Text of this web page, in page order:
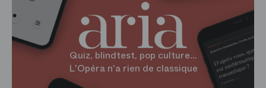
Quiz, blindtest, pop culture...
L'Opéra n'a rien de classique